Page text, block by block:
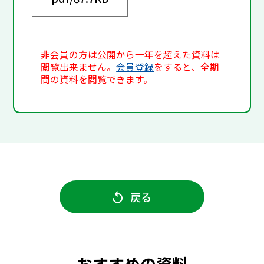
非会員の方は公開から一年を超えた資料は
閲覧出来ません。会員登録をすると、全期
間の資料を閲覧できます。
戻る